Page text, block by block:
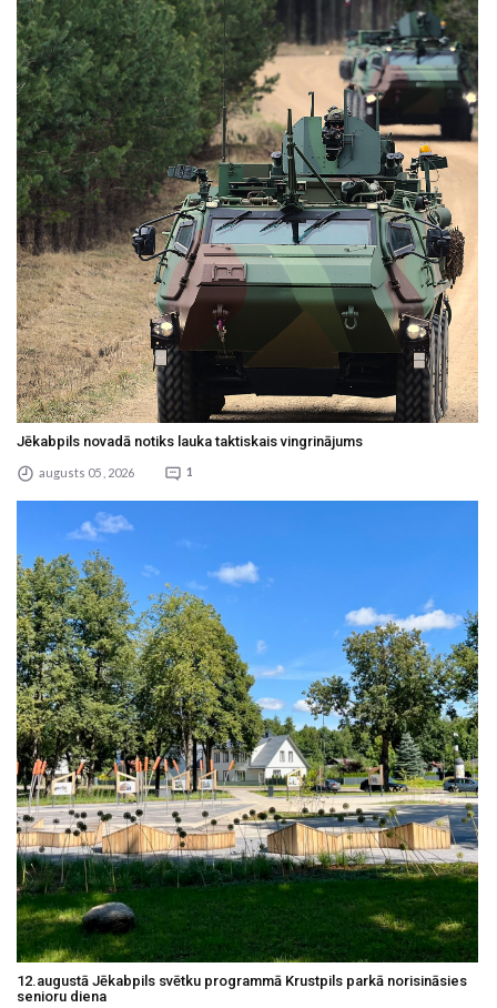
Jēkabpils novadā notiks lauka taktiskais vingrinājums
augusts 05 , 2026 1
12.augustā Jēkabpils svētku programmā Krustpils parkā norisināsies
senioru diena